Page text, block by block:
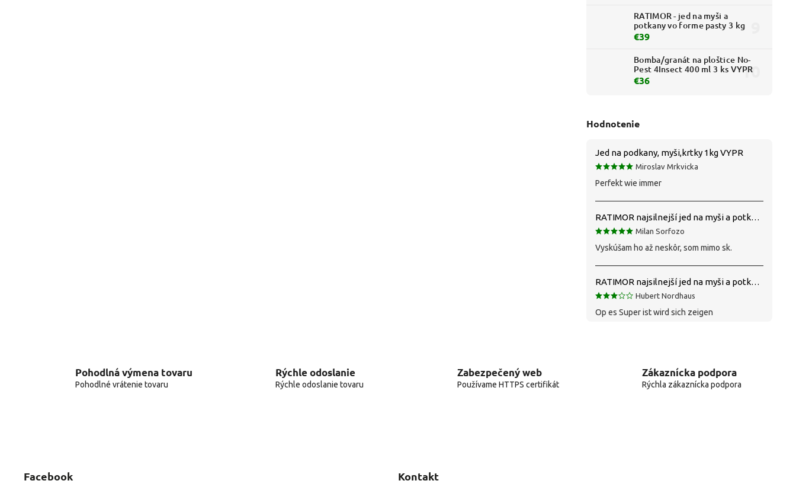
RATIMOR - jed na myši a
potkany vo forme pasty 3 kg
€39
Bomba/granát na ploštice No-
Pest 4Insect 400 ml 3 ks VYPR
€36
Hodnotenie
Jed na podkany, myši,krtky 1kg VYPR
Miroslav Mrkvicka
Perfekt wie immer
RATIMOR najsilnejší jed na myši a potkany
Milan Sorfozo
Vyskúšam ho až neskôr, som mimo sk.
RATIMOR najsilnejší jed na myši a potkany
Hubert Nordhaus
Op es Super ist wird sich zeigen
Pohodlná výmena tovaru
Pohodlné vrátenie tovaru
Rýchle odoslanie
Rýchle odoslanie tovaru
Zabezpečený web
Používame HTTPS certifikát
Zákaznícka podpora
Rýchla zákaznícka podpora
Facebook Kontakt